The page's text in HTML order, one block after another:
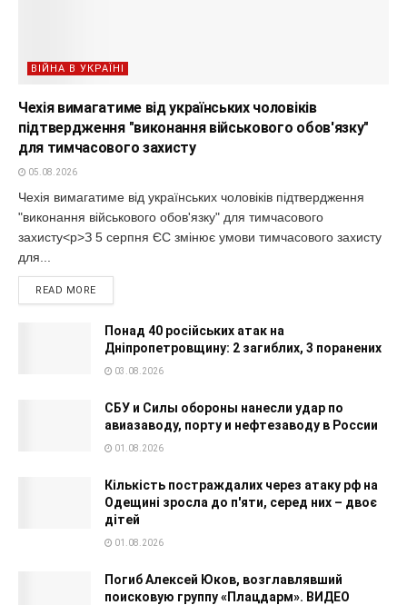
ВІЙНА В УКРАЇНІ
Чехія вимагатиме від українських чоловіків
підтвердження "виконання військового обов'язку"
для тимчасового захисту
05.08.2026
Чехія вимагатиме від українських чоловіків підтвердження
"виконання військового обов'язку" для тимчасового
захисту<p>З 5 серпня ЄС змінює умови тимчасового захисту
для...
READ MORE
Понад 40 російських атак на
Дніпропетровщину: 2 загиблих, 3 поранених
03.08.2026
СБУ и Силы обороны нанесли удар по
авиазаводу, порту и нефтезаводу в России
01.08.2026
Кількість постраждалих через атаку рф на
Одещині зросла до п'яти, серед них – двоє
дітей
01.08.2026
Погиб Алексей Юков, возглавлявший
поисковую группу «Плацдарм». ВИДЕО